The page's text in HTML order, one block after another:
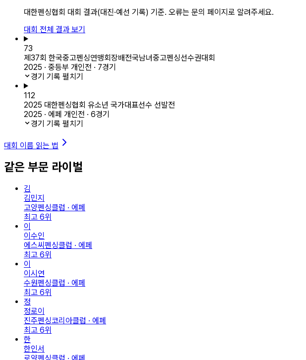
대한펜싱협회 대회 결과(대진·예선 기록) 기준. 오류는 문의 페이지로 알려주세요.
대회 전체 결과 보기
73
제37회 한국중고펜싱연맹회장배전국남녀중고펜싱선수권대회
2025 · 중등부 개인전 · 7경기
경기 기록 펼치기
112
2025 대한펜싱협회 유소년 국가대표선수 선발전
2025 · 에페 개인전 · 6경기
경기 기록 펼치기
대회 이름 읽는 법
같은 부문 라이벌
김
김민지
고양펜싱클럽 · 에페
최고 6위
이
이수인
에스씨펜싱클럽 · 에페
최고 6위
이
이시연
수원펜싱클럽 · 에페
최고 6위
정
정로이
진주펜싱코리아클럽 · 에페
최고 6위
한
한인서